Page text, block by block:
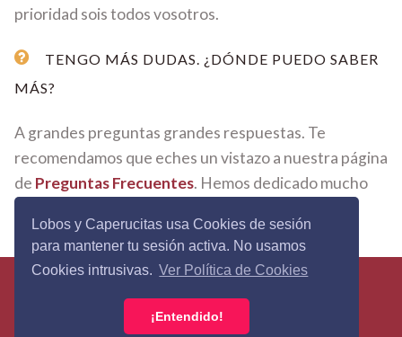
Lobos y Caperucitas usa Cookies de sesión
para mantener tu sesión activa. No usamos
Cookies intrusivas. Ver Política de Cookies
¡Entendido!
prioridad sois todos vosotros.
TENGO MÁS DUDAS. ¿DÓNDE PUEDO SABER
MÁS?
A grandes preguntas grandes respuestas. Te
recomendamos que eches un vistazo a nuestra página
de Preguntas Frecuentes. Hemos dedicado mucho
Lobos&Caperucitas © 2026 - Todos los derechos
Política de Privacidad
Condiciones
Política de Cookies